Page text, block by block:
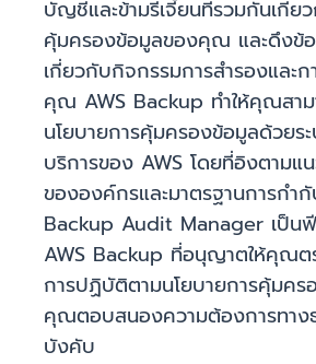
บัญชีและข้ามรีเจี้ยนที่รวมกันเกี่ย
คุ้มครองข้อมูลของคุณ และดึงข้อ
เกี่ยวกับกิจกรรมการสำรองและ
คุณ AWS Backup ทำให้คุณสาม
นโยบายการคุ้มครองข้อมูลด้วยร
บริการของ AWS โดยที่อิงตาม
ขององค์กรและมาตรฐานการกำ
Backup Audit Manager เป็นฟี
AWS Backup ที่อนุญาตให้คุณต
การปฏิบัติตามนโยบายการคุ้มค
คุณตอบสนองความต้องการทาง
บังคับ